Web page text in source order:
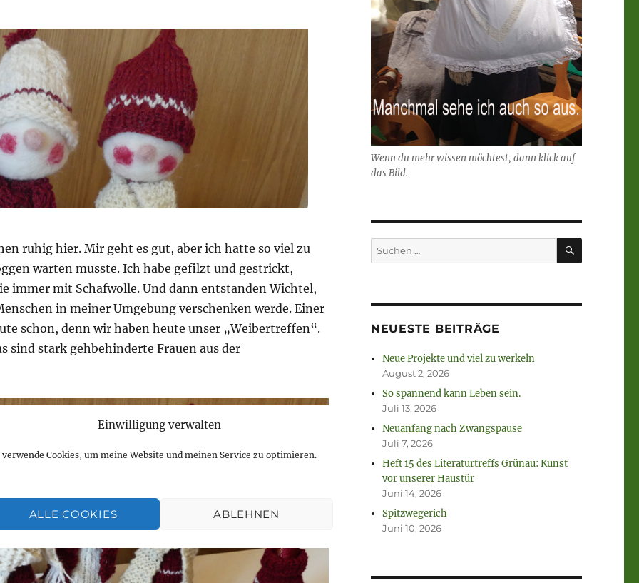
Einwilligung verwalten
verwende Cookies, um meine Website und meinen Service zu optimieren.
ALLE COOKIES ABLEHNEN
ruhig hier. Mir geht es gut, aber ich hatte so viel zu
warten musste. Ich habe gefilzt und gestrickt,
immer mit Schafwolle. Und dann entstanden Wichtel,
in meiner Umgebung verschenken werde. Einer
schon, denn wir haben heute unser „Weibertreffen“.
sind stark gehbehinderte Frauen aus der
Wenn du mehr wissen möchtest, dann klick auf
das Bild.
Suchen
nach:
SUCHEN
NEUESTE BEITRÄGE
Neue Projekte und viel zu werkeln
August 2, 2026
So spannend kann Leben sein.
Juli 13, 2026
Neuanfang nach Zwangspause
Juli 7, 2026
Heft 15 des Literaturtreffs Grünau: Kunst
vor unserer Haustür
Juni 14, 2026
Spitzwegerich
Juni 10, 2026